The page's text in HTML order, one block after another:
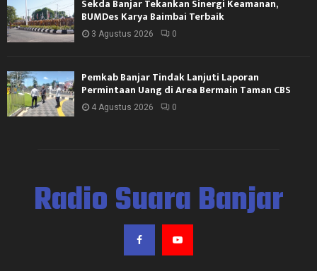
Sekda Banjar Tekankan Sinergi Keamanan,
BUMDes Karya Baimbai Terbaik
3 Agustus 2026 0
Pemkab Banjar Tindak Lanjuti Laporan
Permintaan Uang di Area Bermain Taman CBS
4 Agustus 2026 0
Radio Suara Banjar